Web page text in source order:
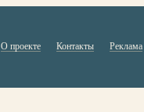
О проекте Контакты Реклама